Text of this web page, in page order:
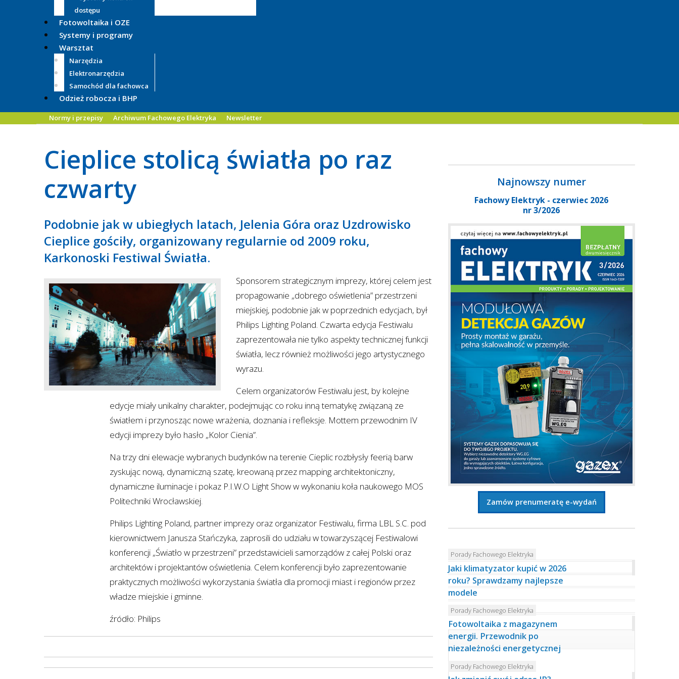
dostępu
Fotowoltaika i OZE
Systemy i programy
Warsztat
Narzędzia
Elektronarzędzia
Samochód dla fachowca
Odzież robocza i BHP
Normy i przepisy Archiwum Fachowego Elektryka Newsletter
Cieplice stolicą światła po raz
czwarty
Podobnie jak w ubiegłych latach, Jelenia Góra oraz Uzdrowisko
Cieplice gościły, organizowany regularnie od 2009 roku,
Karkonoski Festiwal Światła.
Sponsorem strategicznym imprezy, której celem jest
propagowanie „dobrego oświetlenia” przestrzeni
miejskiej, podobnie jak w poprzednich edycjach, był
Philips Lighting Poland. Czwarta edycja Festiwalu
zaprezentowała nie tylko aspekty technicznej funkcji
światła, lecz również możliwości jego artystycznego
wyrazu.
Celem organizatorów Festiwalu jest, by kolejne
edycje miały unikalny charakter, podejmując co roku inną tematykę związaną ze
światłem i przynosząc nowe wrażenia, doznania i refleksje. Mottem przewodnim IV
edycji imprezy było hasło „Kolor Cienia”.
Na trzy dni elewacje wybranych budynków na terenie Cieplic rozbłysły feerią barw
zyskując nową, dynamiczną szatę, kreowaną przez mapping architektoniczny,
dynamiczne iluminacje i pokaz P.I.W.O Light Show w wykonaniu koła naukowego MOS
Politechniki Wrocławskiej.
Philips Lighting Poland, partner imprezy oraz organizator Festiwalu, firma LBL S.C. pod
kierownictwem Janusza Stańczyka, zaprosili do udziału w towarzyszącej Festiwalowi
konferencji „Światło w przestrzeni” przedstawicieli samorządów z całej Polski oraz
architektów i projektantów oświetlenia. Celem konferencji było zaprezentowanie
praktycznych możliwości wykorzystania światła dla promocji miast i regionów przez
władze miejskie i gminne.
źródło: Philips
Najnowszy numer
Fachowy Elektryk - czerwiec 2026
nr 3/2026
Zamów prenumeratę e-wydań
Porady Fachowego Elektryka
Jaki klimatyzator kupić w 2026
roku? Sprawdzamy najlepsze
modele
Porady Fachowego Elektryka
Fotowoltaika z magazynem
energii. Przewodnik po
niezależności energetycznej
Porady Fachowego Elektryka